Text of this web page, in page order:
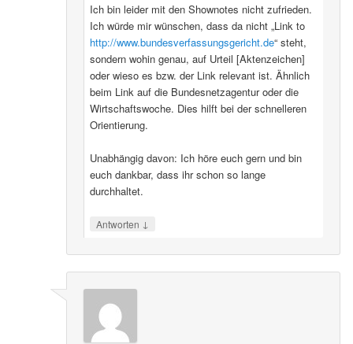
Ich bin leider mit den Shownotes nicht zufrieden.
Ich würde mir wünschen, dass da nicht „Link to
http://www.bundesverfassungsgericht.de“ steht,
sondern wohin genau, auf Urteil [Aktenzeichen]
oder wieso es bzw. der Link relevant ist. Ähnlich
beim Link auf die Bundesnetzagentur oder die
Wirtschaftswoche. Dies hilft bei der schnelleren
Orientierung.
Unabhängig davon: Ich höre euch gern und bin
euch dankbar, dass ihr schon so lange
durchhaltet.
Antworten ↓